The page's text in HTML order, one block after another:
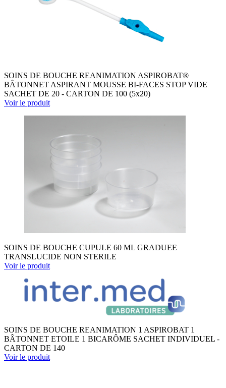
SOINS DE BOUCHE REANIMATION ASPIROBAT®
BÂTONNET ASPIRANT MOUSSE BI-FACES STOP VIDE
SACHET DE 20 - CARTON DE 100 (5x20)
Voir le produit
SOINS DE BOUCHE CUPULE 60 ML GRADUEE
TRANSLUCIDE NON STERILE
Voir le produit
SOINS DE BOUCHE REANIMATION 1 ASPIROBAT 1
BÂTONNET ETOILE 1 BICARÔME SACHET INDIVIDUEL -
CARTON DE 140
Voir le produit